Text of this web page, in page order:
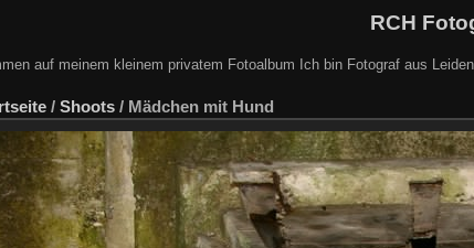
RCH
auf meinem kleinem privatem Fotoalbum Ich bin Fotograf aus
/ Shoots / Mädchen mit Hund